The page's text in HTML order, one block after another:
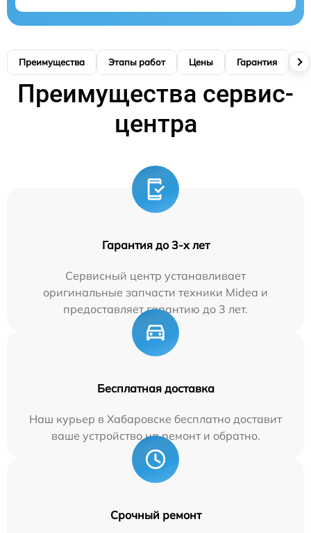
Преимущества Этапы работ Цены Гарантия
Преимущества сервис-
центра
Гарантия до 3-х лет
Сервисный центр устанавливает
оригинальные запчасти техники Midea и
предоставляет гарантию до 3 лет.
Бесплатная доставка
Наш курьер в Хабаровске бесплатно доставит
ваше устройство на ремонт и обратно.
Срочный ремонт